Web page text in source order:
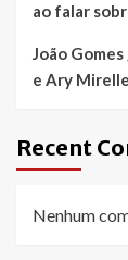
ao falar
João
e Ary
Recent
Nenhum